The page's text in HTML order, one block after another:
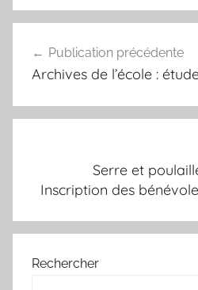
de
Publication précédente
Archives de l’école :
Serre et
Inscription des
Rechercher